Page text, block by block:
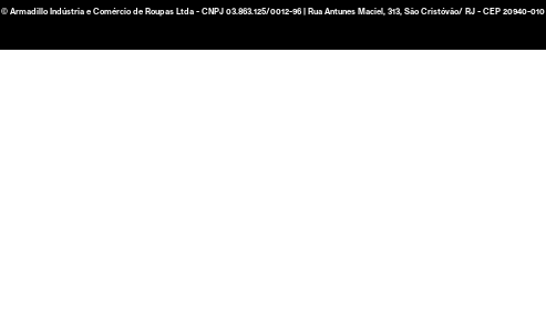
© Armadillo Indústria e Comércio de Roupas Ltda - CNPJ 03.863.125/0012-96 | Rua Antunes Maciel, 313, São Cristóvão/ RJ - CEP 20940-010